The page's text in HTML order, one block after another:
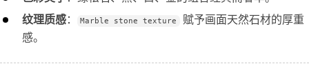
纹理质感： Marble stone texture
赋予画面天然石材的厚重
感。